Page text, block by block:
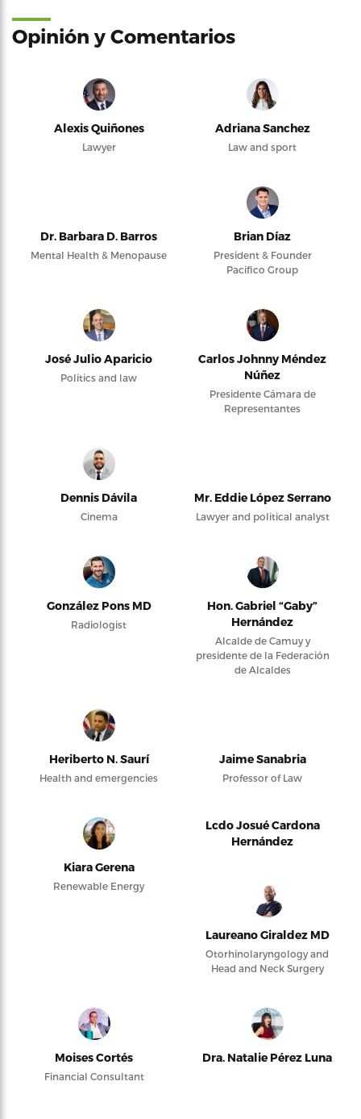
Opinión y Comentarios
Alexis Quiñones
Lawyer
Adriana Sanchez
Law and sport
Dr. Barbara D. Barros
Mental Health & Menopause
Brian Díaz
President & Founder
Pacifico Group
José Julio Aparicio
Politics and law
Carlos Johnny Méndez
Núñez
Presidente Cámara de
Representantes
Dennis Dávila
Cinema
Mr. Eddie López Serrano
Lawyer and political analyst
González Pons MD
Radiologist
Hon. Gabriel “Gaby”
Hernández
Alcalde de Camuy y
presidente de la Federación
de Alcaldes
Heriberto N. Saurí
Health and emergencies
Jaime Sanabria
Professor of Law
Kiara Gerena
Renewable Energy
Lcdo Josué Cardona
Hernández
Laureano Giraldez MD
Otorhinolaryngology and
Head and Neck Surgery
Moises Cortés
Financial Consultant
Dra. Natalie Pérez Luna